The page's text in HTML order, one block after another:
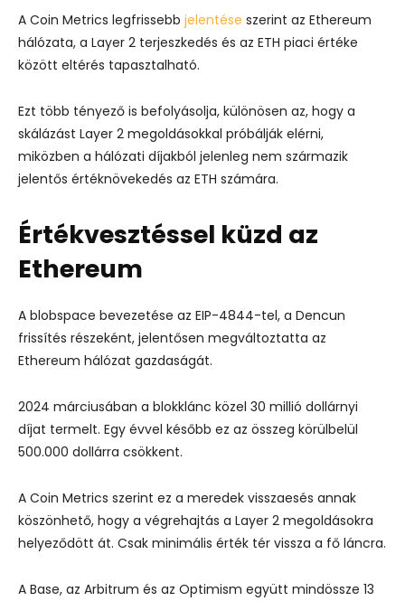
A Coin Metrics legfrissebb jelentése szerint az Ethereum
hálózata, a Layer 2 terjeszkedés és az ETH piaci értéke
között eltérés tapasztalható.
Ezt több tényező is befolyásolja, különösen az, hogy a
skálázást Layer 2 megoldásokkal próbálják elérni,
miközben a hálózati díjakból jelenleg nem származik
jelentős értéknövekedés az ETH számára.
Értékvesztéssel küzd az
Ethereum
A blobspace bevezetése az EIP-4844-tel, a Dencun
frissítés részeként, jelentősen megváltoztatta az
Ethereum hálózat gazdaságát.
2024 márciusában a blokklánc közel 30 millió dollárnyi
díjat termelt. Egy évvel később ez az összeg körülbelül
500.000 dollárra csökkent.
A Coin Metrics szerint ez a meredek visszaesés annak
köszönhető, hogy a végrehajtás a Layer 2 megoldásokra
helyeződött át. Csak minimális érték tér vissza a fő láncra.
A Base, az Arbitrum és az Optimism együtt mindössze 13